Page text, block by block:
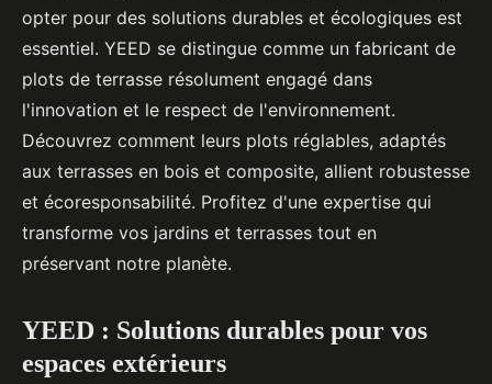
opter pour des solutions durables et écologiques est
essentiel. YEED se distingue comme un fabricant de
plots de terrasse résolument engagé dans
l'innovation et le respect de l'environnement.
Découvrez comment leurs plots réglables, adaptés
aux terrasses en bois et composite, allient robustesse
et écoresponsabilité. Profitez d'une expertise qui
transforme vos jardins et terrasses tout en
préservant notre planète.
YEED : Solutions durables pour vos
espaces extérieurs